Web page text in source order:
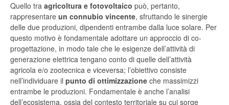
Quello tra agricoltura e fotovoltaico può, pertanto,
rappresentare un connubio vincente, sfruttando le sinergie
delle due produzioni, dipendenti entrambe dalla luce solare. Per
questo motivo è fondamentale adottare un approccio di co-
progettazione, in modo tale che le esigenze dell’attività di
generazione elettrica tengano conto di quelle dell’attività
agricola e/o zootecnica e viceversa; l’obiettivo consiste
nell’individuare il punto di ottimizzazione che massimizzi
entrambe le produzioni. Fondamentale è anche l’analisi
dell’ecosistema, ossia del contesto territoriale su cui sorge